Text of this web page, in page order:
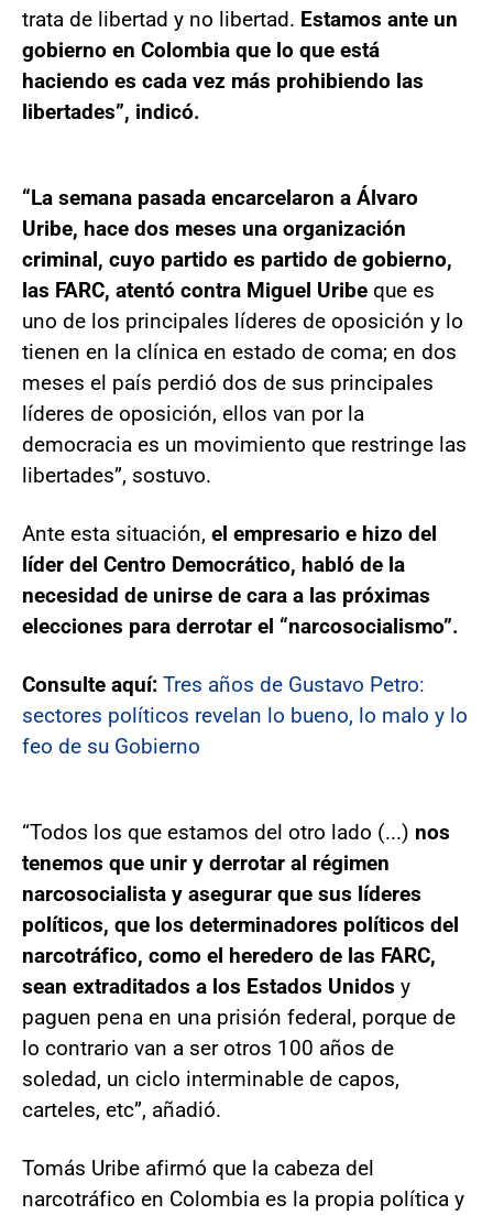
trata de libertad y no libertad. Estamos ante un
gobierno en Colombia que lo que está
haciendo es cada vez más prohibiendo las
libertades”, indicó.
“La semana pasada encarcelaron a Álvaro
Uribe, hace dos meses una organización
criminal, cuyo partido es partido de gobierno,
las FARC, atentó contra Miguel Uribe que es
uno de los principales líderes de oposición y lo
tienen en la clínica en estado de coma; en dos
meses el país perdió dos de sus principales
líderes de oposición, ellos van por la
democracia es un movimiento que restringe las
libertades”, sostuvo.
Ante esta situación, el empresario e hizo del
líder del Centro Democrático, habló de la
necesidad de unirse de cara a las próximas
elecciones para derrotar el “narcosocialismo”.
Consulte aquí: Tres años de Gustavo Petro:
sectores políticos revelan lo bueno, lo malo y lo
feo de su Gobierno
“Todos los que estamos del otro lado (...) nos
tenemos que unir y derrotar al régimen
narcosocialista y asegurar que sus líderes
políticos, que los determinadores políticos del
narcotráfico, como el heredero de las FARC,
sean extraditados a los Estados Unidos y
paguen pena en una prisión federal, porque de
lo contrario van a ser otros 100 años de
soledad, un ciclo interminable de capos,
carteles, etc”, añadió.
Tomás Uribe afirmó que la cabeza del
narcotráfico en Colombia es la propia política y